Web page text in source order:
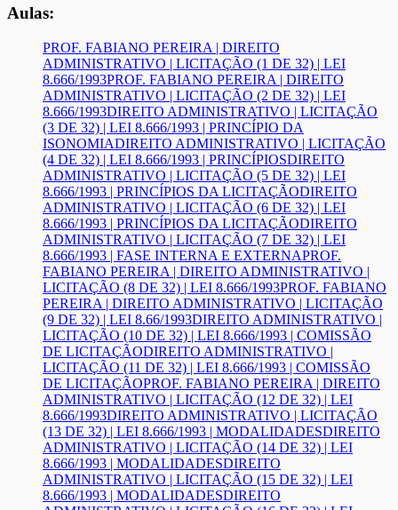
Aulas:
PROF. FABIANO PEREIRA | DIREITO
ADMINISTRATIVO | LICITAÇÃO (1 DE 32) | LEI
8.666/1993PROF. FABIANO PEREIRA | DIREITO
ADMINISTRATIVO | LICITAÇÃO (2 DE 32) | LEI
8.666/1993DIREITO ADMINISTRATIVO | LICITAÇÃO
(3 DE 32) | LEI 8.666/1993 | PRINCÍPIO DA
ISONOMIADIREITO ADMINISTRATIVO | LICITAÇÃO
(4 DE 32) | LEI 8.666/1993 | PRINCÍPIOSDIREITO
ADMINISTRATIVO | LICITAÇÃO (5 DE 32) | LEI
8.666/1993 | PRINCÍPIOS DA LICITAÇÃODIREITO
ADMINISTRATIVO | LICITAÇÃO (6 DE 32) | LEI
8.666/1993 | PRINCÍPIOS DA LICITAÇÃODIREITO
ADMINISTRATIVO | LICITAÇÃO (7 DE 32) | LEI
8.666/1993 | FASE INTERNA E EXTERNAPROF.
FABIANO PEREIRA | DIREITO ADMINISTRATIVO |
LICITAÇÃO (8 DE 32) | LEI 8.666/1993PROF. FABIANO
PEREIRA | DIREITO ADMINISTRATIVO | LICITAÇÃO
(9 DE 32) | LEI 8.66/1993DIREITO ADMINISTRATIVO |
LICITAÇÃO (10 DE 32) | LEI 8.666/1993 | COMISSÃO
DE LICITAÇÃODIREITO ADMINISTRATIVO |
LICITAÇÃO (11 DE 32) | LEI 8.666/1993 | COMISSÃO
DE LICITAÇÃOPROF. FABIANO PEREIRA | DIREITO
ADMINISTRATIVO | LICITAÇÃO (12 DE 32) | LEI
8.666/1993DIREITO ADMINISTRATIVO | LICITAÇÃO
(13 DE 32) | LEI 8.666/1993 | MODALIDADESDIREITO
ADMINISTRATIVO | LICITAÇÃO (14 DE 32) | LEI
8.666/1993 | MODALIDADESDIREITO
ADMINISTRATIVO | LICITAÇÃO (15 DE 32) | LEI
8.666/1993 | MODALIDADESDIREITO